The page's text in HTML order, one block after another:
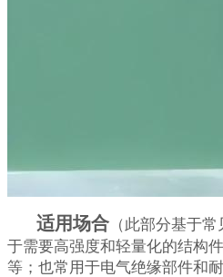
适用场合 （此部分基于
于需要高强度和轻量化的结构
等；也常用于电气绝缘部件和